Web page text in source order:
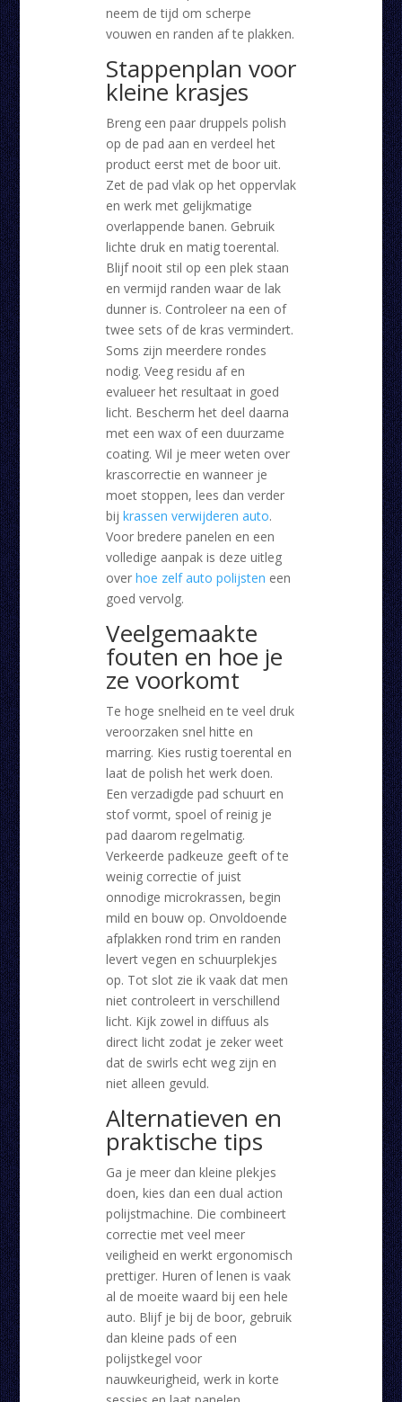
neem de tijd om scherpe
vouwen en randen af te plakken.
Stappenplan voor
kleine krasjes
Breng een paar druppels polish
op de pad aan en verdeel het
product eerst met de boor uit.
Zet de pad vlak op het oppervlak
en werk met gelijkmatige
overlappende banen. Gebruik
lichte druk en matig toerental.
Blijf nooit stil op een plek staan
en vermijd randen waar de lak
dunner is. Controleer na een of
twee sets of de kras vermindert.
Soms zijn meerdere rondes
nodig. Veeg residu af en
evalueer het resultaat in goed
licht. Bescherm het deel daarna
met een wax of een duurzame
coating. Wil je meer weten over
krascorrectie en wanneer je
moet stoppen, lees dan verder
bij krassen verwijderen auto.
Voor bredere panelen en een
volledige aanpak is deze uitleg
over hoe zelf auto polijsten een
goed vervolg.
Veelgemaakte
fouten en hoe je
ze voorkomt
Te hoge snelheid en te veel druk
veroorzaken snel hitte en
marring. Kies rustig toerental en
laat de polish het werk doen.
Een verzadigde pad schuurt en
stof vormt, spoel of reinig je
pad daarom regelmatig.
Verkeerde padkeuze geeft of te
weinig correctie of juist
onnodige microkrassen, begin
mild en bouw op. Onvoldoende
afplakken rond trim en randen
levert vegen en schuurplekjes
op. Tot slot zie ik vaak dat men
niet controleert in verschillend
licht. Kijk zowel in diffuus als
direct licht zodat je zeker weet
dat de swirls echt weg zijn en
niet alleen gevuld.
Alternatieven en
praktische tips
Ga je meer dan kleine plekjes
doen, kies dan een dual action
polijstmachine. Die combineert
correctie met veel meer
veiligheid en werkt ergonomisch
prettiger. Huren of lenen is vaak
al de moeite waard bij een hele
auto. Blijf je bij de boor, gebruik
dan kleine pads of een
polijstkegel voor
nauwkeurigheid, werk in korte